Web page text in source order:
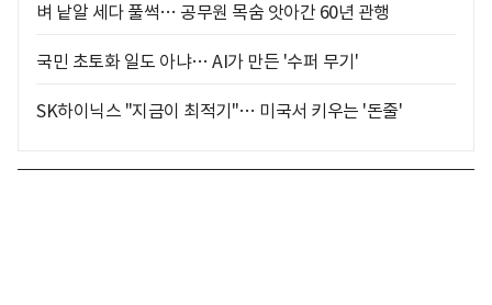
벼 낱알 세다 풀썩… 공무원 목숨 앗아간 60년 관행
국민 초토화 일도 아냐… AI가 만든 '수퍼 무기'
SK하이닉스 "지금이 최적기"… 미국서 키우는 '돈줄'